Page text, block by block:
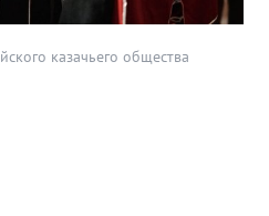
казачьего общества